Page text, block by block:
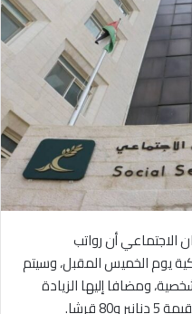
الاجتماعي أن رواتب
يوم الخميس المقبل، وسيتم
ومضافا إليها الزيادة
قرشا.